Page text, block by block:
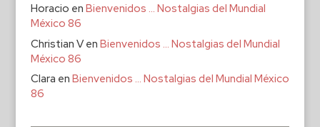
Horacio en Bienvenidos … Nostalgias del Mundial
México 86
Christian Ven Bienvenidos … Nostalgias del Mundial
México 86
Clara en Bienvenidos … Nostalgias del Mundial México
86